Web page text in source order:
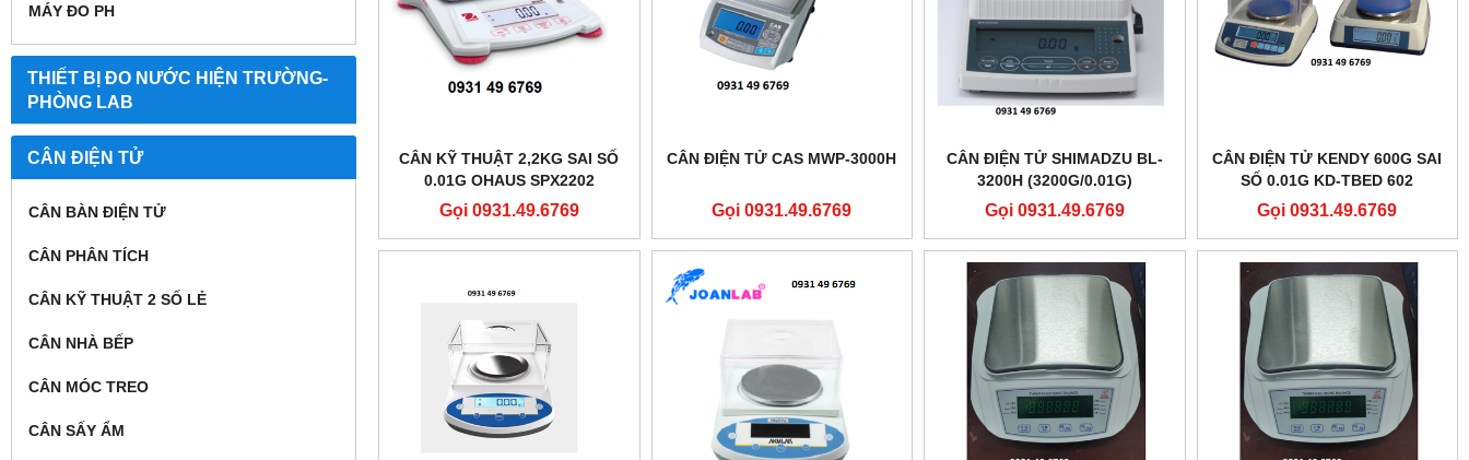
MÁY ĐO PH
THIẾT BỊ ĐO NƯỚC HIỆN TRƯỜNG-
PHÒNG LAB
CÂN ĐIỆN TỬ
CÂN BÀN ĐIỆN TỬ
CÂN PHÂN TÍCH
CÂN KỸ THUẬT 2 SỐ LẺ
CÂN NHÀ BẾP
CÂN MÓC TREO
CÂN SẤY ẨM
CÂN KỸ THUẬT 2,2KG SAI SỐ
0.01G OHAUS SPX2202
Gọi 0931.49.6769
CÂN ĐIỆN TỬ CAS MWP-3000H
Gọi 0931.49.6769
CÂN ĐIỆN TỬ SHIMADZU BL-
3200H (3200G/0.01G)
Gọi 0931.49.6769
CÂN ĐIỆN TỬ KENDY 600G SAI
SỐ 0.01G KD-TBED 602
Gọi 0931.49.6769